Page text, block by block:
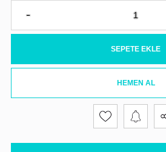
SEPETE EKLE
HEMEN AL